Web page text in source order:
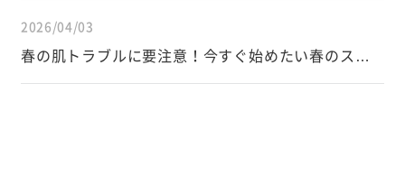
2026/04/03
春の肌トラブルに要注意！今すぐ始めたい春のスキ